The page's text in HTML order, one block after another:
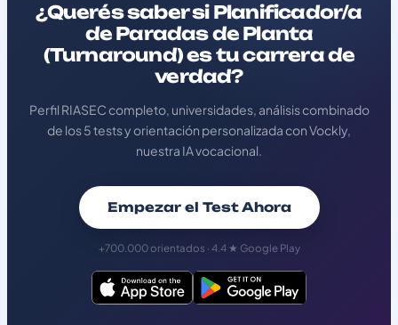
¿Querés saber si Planificador/a
de Paradas de Planta
(Turnaround) es tu carrera de
verdad?
Perfil RIASEC completo, universidades, análisis combinado
de los 5 tests y orientación personalizada con Vockly,
nuestra IA vocacional.
Empezar el Test Ahora
+700.000 orientados · 4.4 ★ Google Play